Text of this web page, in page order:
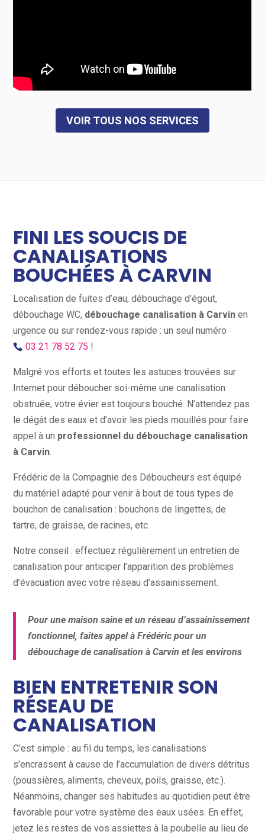
VOIR TOUS NOS SERVICES
FINI LES SOUCIS DE
CANALISATIONS
BOUCHÉES À CARVIN
Localisation de fuites d’eau, débouchage d’égout,
débouchage WC, débouchage canalisation à Carvin en
urgence ou sur rendez-vous rapide : un seul numéro
03 21 78 52 75 !
Malgré vos efforts et toutes les astuces trouvées sur
Internet pour déboucher soi-même une canalisation
obstruée, votre évier est toujours bouché. N’attendez pas
le dégât des eaux et d’avoir les pieds mouillés pour faire
appel à un professionnel du débouchage canalisation
à Carvin.
Frédéric de la Compagnie des Déboucheurs est équipé
du matériel adapté pour venir à bout de tous types de
bouchon de canalisation : bouchons de lingettes, de
tartre, de graisse, de racines, etc.
Notre conseil : effectuez régulièrement un entretien de
canalisation pour anticiper l’apparition des problèmes
d’évacuation avec votre réseau d’assainissement.
Pour une maison saine et un réseau d’assainissement
fonctionnel, faites appel à Frédéric pour un
débouchage de canalisation à Carvin et les environs
BIEN ENTRETENIR SON
RÉSEAU DE
CANALISATION
C’est simple : au fil du temps, les canalisations
s’encrassent à cause de l’accumulation de divers détritus
(poussières, aliments, cheveux, poils, graisse, etc.).
Néanmoins, changer ses habitudes au quotidien peut être
favorable pour votre système des eaux usées. En effet,
jetez les restes de vos assiettes à la poubelle au lieu de